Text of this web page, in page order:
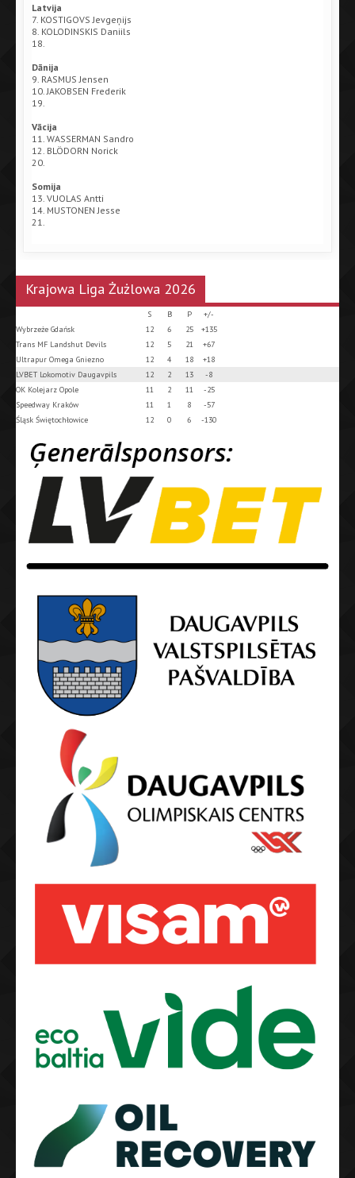
Latvija
7. KOSTIGOVS Jevgeņijs
8. KOLODINSKIS Daniils
18.
Dānija
9. RASMUS Jensen
10. JAKOBSEN Frederik
19.
Vācija
11. WASSERMAN Sandro
12. BLÖDORN Norick
20.
Somija
13. VUOLAS Antti
14. MUSTONEN Jesse
21.
Krajowa Liga Żużlowa 2026
S B P
+/-
Wybrzeże Gdańsk
12 6 25
+135
Trans MF Landshut Devils
12 5 21
+67
Ultrapur Omega Gniezno
12 4 18
+18
LVBET Lokomotiv Daugavpils
12 2 13
-8
OK Kolejarz Opole
11 2 11
-25
Speedway Kraków
11 1 8
-57
Śląsk Świętochłowice
12 0 6 -130